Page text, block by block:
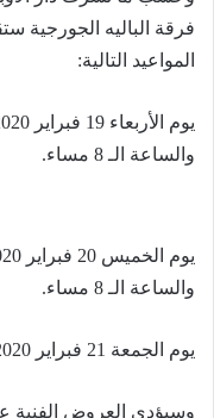
فرقة الباليه الجورجية
المواعيد التالية:
والساعة الـ 8 مساء.
والساعة الـ 8 مساء.
يوم الجمعة 21 فبراير 2020، عرض الساعة الـ 8 مساء.
وسيؤدي العروض الفنية